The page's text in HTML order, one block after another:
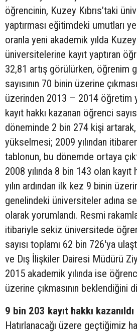
öğrencinin, Kuzey Kıbrıs’taki
yaptırması eğitimdeki umutları
oranla yeni akademik yılda Kuzey
üniversitelerine kayıt yaptıran
32,81 artış görülürken, öğrenim
sayısının 70 binin üzerine
üzerinden 2013 – 2014 öğretim
kayıt hakkı kazanan öğrenci
döneminde 2 bin 274 kişi artarak,
yükselmesi; 2009 yılından
tablonun, bu dönemde ortaya
2008 yılında 8 bin 143 olan kayıt
yılın ardından ilk kez 9 binin
genelindeki üniversiteler adına
olarak yorumlandı. Resmi
itibariyle sekiz üniversitede
sayısı toplamı 62 bin 726'ya
ve Dış İlişkiler Dairesi Müdürü
2015 akademik yılında ise
üzerine çıkmasının beklendiğini
9 bin 203 kayıt hakkı kazanıldı
Hatırlanacağı üzere geçtiğimiz